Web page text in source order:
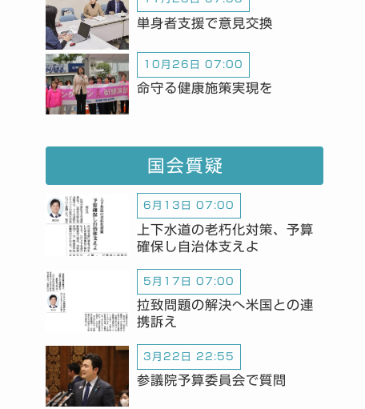
単身者支援で意見交換
10月26日 07:00
命守る健康施策実現を
国会質疑
6月13日 07:00
上下水道の老朽化対策、予算
確保し自治体支えよ
5月17日 07:00
拉致問題の解決へ米国との連
携訴え
3月22日 22:55
参議院予算委員会で質問